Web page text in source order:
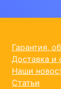
Гарантия,
Доставка и
Наши
Статьи